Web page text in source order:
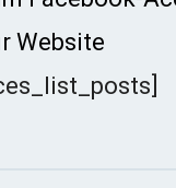
Website